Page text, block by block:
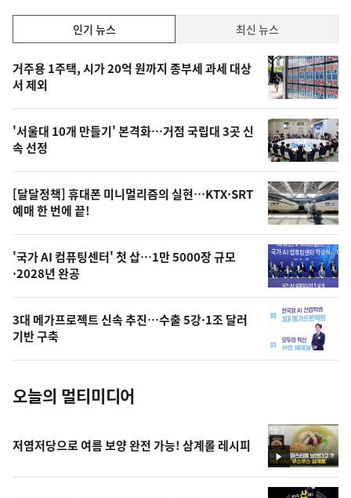
락
기,
최
신,
오
늘
의
영
상
오
의
사
진
인기 뉴스 최신 뉴스
기
뉴
스
거주용 1주택, 시가 20억 원까지 종부세 과세 대상
서 제외
'서울대 10개 만들기' 본격화…거점 국립대 3곳 신
속 선정
[달달정책] 휴대폰 미니멀리즘의 실현…KTX·SRT
예매 한 번에 끝!
'국가 AI 컴퓨팅센터' 첫 삽…1만 5000장 규모
·2028년 완공
3대 메가프로젝트 신속 추진…수출 5강·1조 달러
기반 구축
오늘의 멀티미디어
영
상
저염저당으로 여름 보양 완전 가능! 삼계롤 레시피